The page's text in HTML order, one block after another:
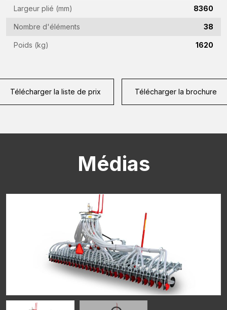
Largeur plié (mm) 8360
Nombre d'éléments 38
Poids (kg) 1620
Télécharger la liste de prix Télécharger la brochure
Médias
(Required)
Lieu
de